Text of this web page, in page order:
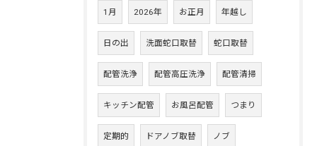
1月 2026年 お正月 年越し
日の出 洗面蛇口取替 蛇口取替
配管洗浄 配管高圧洗浄 配管清掃
キッチン配管 お風呂配管 つまり
定期的 ドアノブ取替 ノブ